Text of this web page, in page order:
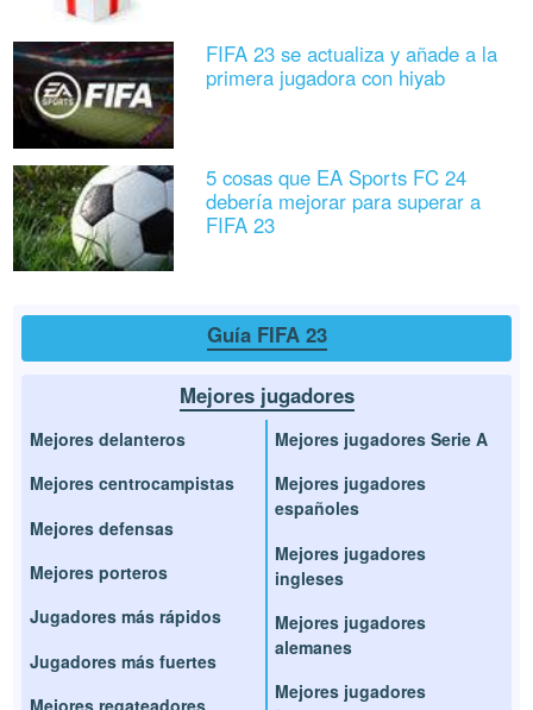
FIFA 23 se actualiza y añade a la
primera jugadora con hiyab
5 cosas que EA Sports FC 24
debería mejorar para superar a
FIFA 23
Guía FIFA 23
Mejores jugadores
Mejores delanteros
Mejores centrocampistas
Mejores defensas
Mejores porteros
Jugadores más rápidos
Jugadores más fuertes
Mejores jugadores Serie A
Mejores jugadores
españoles
Mejores jugadores
ingleses
Mejores jugadores
alemanes
Mejores jugadores